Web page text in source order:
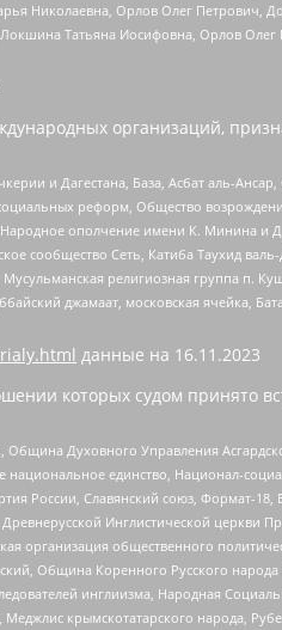
Николаевна, Орлов Олег Петрович,
Татьяна Иосифовна, Орлов
организаций,
и Дагестана, База, Асбат аль-
реформ, Общество
ополчение имени К. Минина и
сообщество Сеть, Катиба Таухид
религиозная группа п.
джамаат, московская ячейка,
данные на 16.11.2023
которых судом принято
Духовного Управления
единство, Национал-
России, Славянский союз, Формат-
Инглистической
организация общественного
Община Коренного Русского
инглиизма, Народная
крымскотатарского народа,